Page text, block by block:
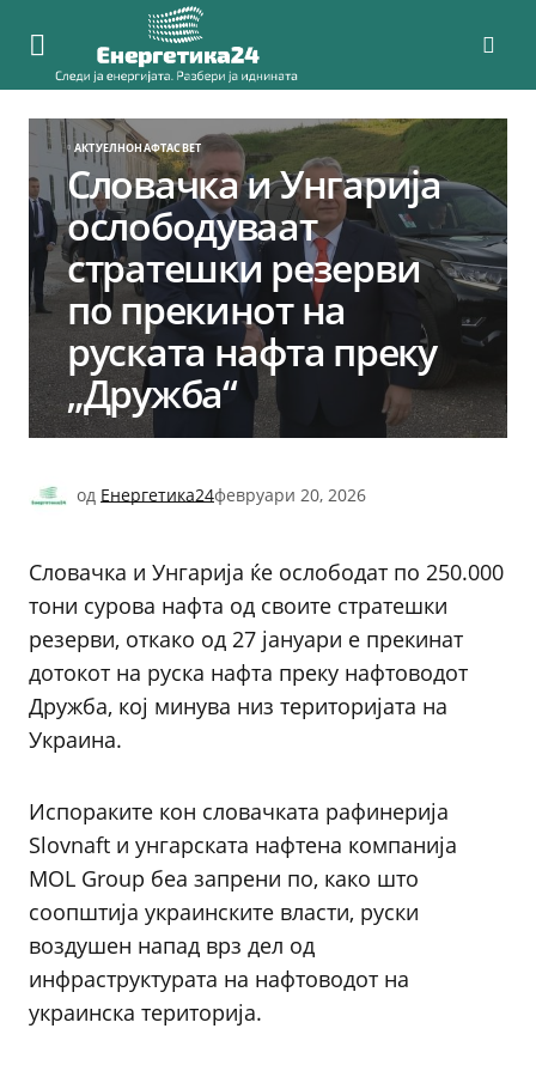
АКТУЕЛНОНАФТАСВЕТ
Словачка и Унгарија
ослободуваат
стратешки резерви
по прекинот на
руската нафта преку
„Дружба“
од Енергетика24февруари 20, 2026
Словачка и Унгарија ќе ослободат по 250.000
тони сурова нафта од своите стратешки
резерви, откако од 27 јануари е прекинат
дотокот на руска нафта преку нафтоводот
Дружба, кој минува низ територијата на
Украина.
Испораките кон словачката рафинерија
Slovnaft и унгарската нафтена компанија
MOL Group беа запрени по, како што
соопштија украинските власти, руски
воздушен напад врз дел од
инфраструктурата на нафтоводот на
украинска територија.